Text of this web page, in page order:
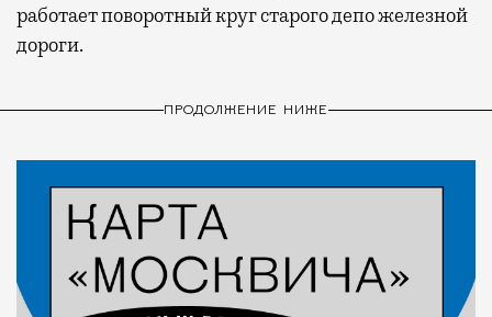
работает поворотный круг старого депо железной
дороги.
ПРОДОЛЖЕНИЕ НИЖЕ